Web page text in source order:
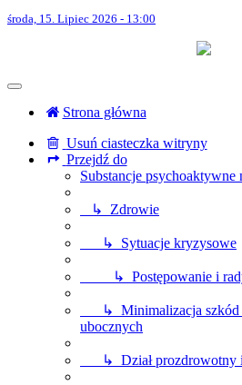
środa, 15. Lipiec 2026 - 13:00
Strona główna
Usuń ciasteczka witryny
Przejdź do
Substancje psychoaktywne
↳ Zdrowie
↳ Sytuacje kryzysowe
↳ Postępowanie i rady
↳ Minimalizacja szkód i
ubocznych
↳ Dział prozdrowotny i